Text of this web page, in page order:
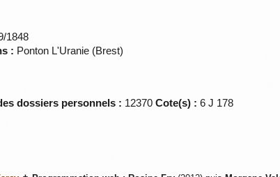
1848
: Ponton L'Uranie (Brest)
dossiers personnels : 12370Cote(s) : 6 J 178